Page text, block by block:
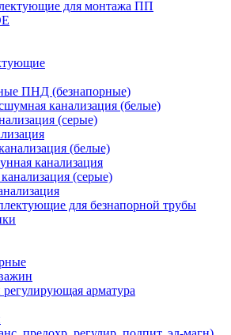
для монтажа ПП
ПНД (безнапорные)
канализация (белые)
(серые)
(белые)
канализация
(серые)
для безнапорной трубы
арматура